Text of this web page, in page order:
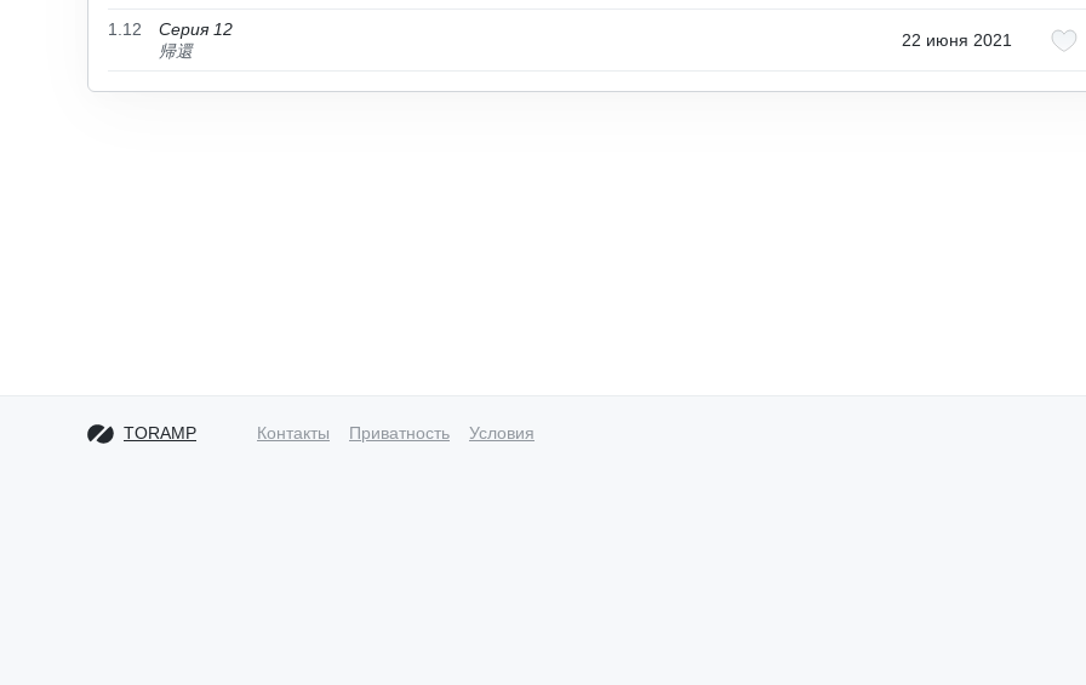
1.12
Серия 12
帰還
22 июня 2021
TORAMP Контакты Приватность Условия